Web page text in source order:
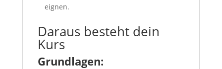
eignen.
Daraus besteht dein
Kurs
Grundlagen: